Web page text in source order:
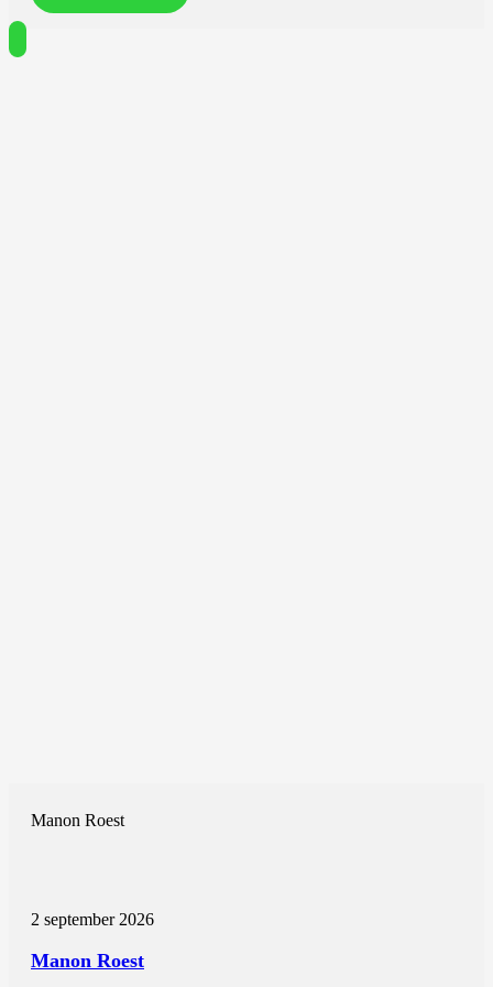
Manon Roest
2 september 2026
Manon Roest